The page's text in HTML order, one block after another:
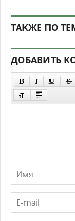
ТАКЖЕ ПО
ДОБАВИТЬ